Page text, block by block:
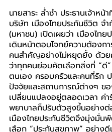
นายสาระ ล่ำซำ ประธานเจ้าหน้
บริษัท เมืองไทยประกันชีวิต จ
(มหาชน) เปิดเผยว่า เมืองไทย
เดินหน้าตอบโจทย์ความต้องก
คนสำคัญอย่างไม่หยุดยั้ง ด้วยค
ว่าทุกคนย่อมคัดเลือกสิ่งที่ “ดี
ตนเอง ครอบครัวและคนที่รัก
ปัจจัยและสถานการณ์ต่างๆ ข
เปลี่ยนแปลงอยู่ตลอดเวลา ค่า
พยาบาลก็ปรับตัวสูงขึ้นอย่างต่
เมืองไทยประกันชีวิตจึงมุ่งมั่น
เลือก “ประกันสุขภาพ” อย่าง